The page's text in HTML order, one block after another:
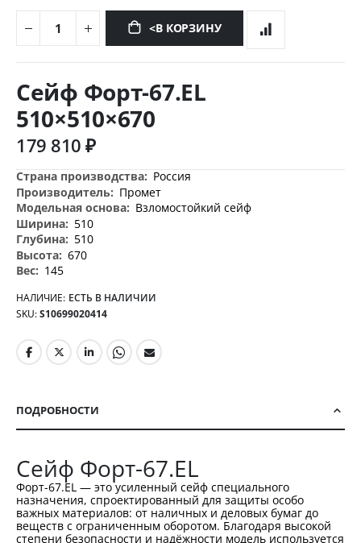
<В КОРЗИНУ
началу
изображений
Сейф Форт-67.EL
510×510×670
179 810 ₽
Дополнительная
информация
Россия
Промет
Взломостойкий сейф
510
510
670
145
НАЛИЧИЕ: ЕСТЬ В НАЛИЧИИ
SKU S10699020414
ПОДРОБНОСТИ
Сейф Форт-67.EL
Форт-67.EL — это усиленный сейф специального
назначения, спроектированный для защиты особо
важных материалов: от наличных и деловых бумаг до
веществ с ограниченным оборотом. Благодаря высокой
степени безопасности и надёжности модель используется